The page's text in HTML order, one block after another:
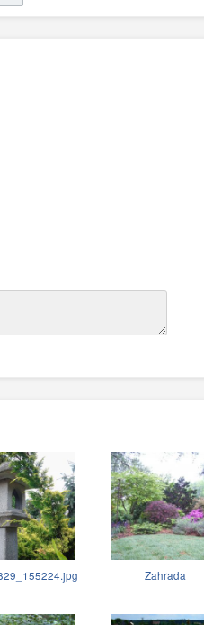
Zahrada